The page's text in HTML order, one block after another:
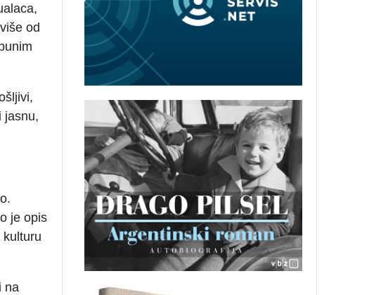
od
jasnu,
je opis
kulturu
na